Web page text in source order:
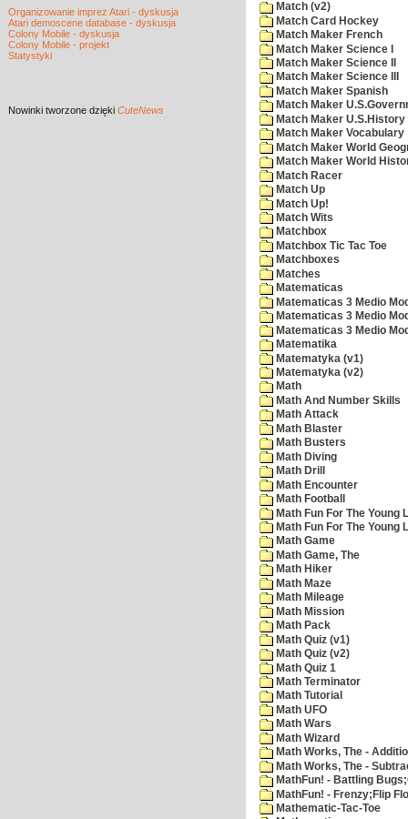
Organizowanie imprez Atari - dyskusja
Atari demoscene database - dyskusja
Colony Mobile - dyskusja
Colony Mobile - projekt
Statystyki
Nowinki tworzone dzięki CuteNews
Match (v2)
Match Card Hockey
Match Maker French
Match Maker Science I
Match Maker Science II
Match Maker Science III
Match Maker Spanish
Match Maker
Match Maker U.S.History
Match Maker Vocabulary
Match Maker World
Match Maker World
Match Racer
Match Up
Match Up!
Match Wits
Matchbox
Matchbox Tic Tac Toe
Matchboxes
Matches
Matematicas
Matematicas 3 Medio
Matematicas 3 Medio
Matematicas 3 Medio
Matematika
Matematyka (v1)
Matematyka (v2)
Math
Math And Number Skills
Math Attack
Math Blaster
Math Busters
Math Diving
Math Drill
Math Encounter
Math Football
Math Fun For The Young
Math Fun For The Young
Math Game
Math Game, The
Math Hiker
Math Maze
Math Mileage
Math Mission
Math Pack
Math Quiz (v1)
Math Quiz (v2)
Math Quiz 1
Math Terminator
Math Tutorial
Math UFO
Math Wars
Math Wizard
Math Works, The -
Math Works, The -
MathFun! - Battling
MathFun! - Frenzy;Flip
Mathematic-Tac-Toe